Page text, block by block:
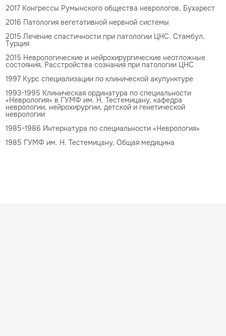
2017 Конгрессы Румынского общества неврологов, Бухарест
2016 Патология вегетативной нервной системы
2015 Лечение спастичности при патологии ЦНС. Стамбул,
Турция
2015 Неврологические и нейрохирургические неотложные
состояния, Расстройства сознания при патологии ЦНС
1997 Курс специализации по клинической акупунктуре
1993-1995 Клиническая ординатура по специальности
«Неврология» в ГУМФ им. Н. Тестемицану, кафедра
неврологии, нейрохирургии, детской и генетической
неврологии
1985-1986 Интернатура по специальности «Неврология»
1985 ГУМФ им. Н. Тестемицану, Общая медицина